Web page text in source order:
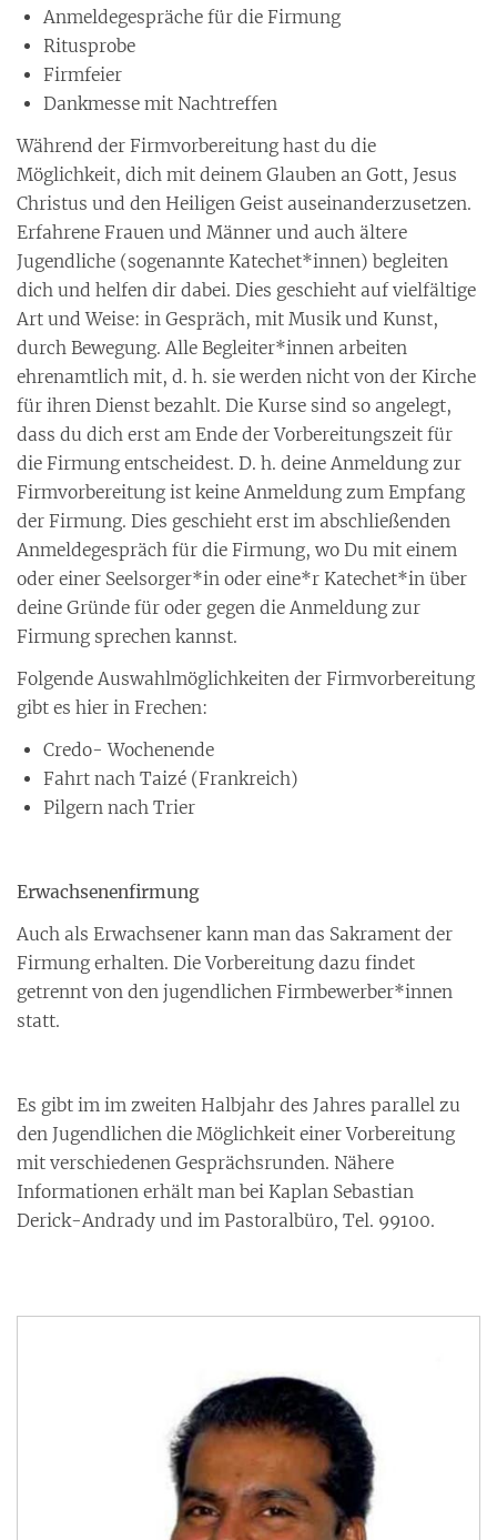
Anmeldegespräche für die Firmung
Ritusprobe
Firmfeier
Dankmesse mit Nachtreffen
Während der Firmvorbereitung hast du die
Möglichkeit, dich mit deinem Glauben an Gott, Jesus
Christus und den Heiligen Geist auseinanderzusetzen.
Erfahrene Frauen und Männer und auch ältere
Jugendliche (sogenannte Katechet*innen) begleiten
dich und helfen dir dabei. Dies geschieht auf vielfältige
Art und Weise: in Gespräch, mit Musik und Kunst,
durch Bewegung. Alle Begleiter*innen arbeiten
ehrenamtlich mit, d. h. sie werden nicht von der Kirche
für ihren Dienst bezahlt. Die Kurse sind so angelegt,
dass du dich erst am Ende der Vorbereitungszeit für
die Firmung entscheidest. D. h. deine Anmeldung zur
Firmvorbereitung ist keine Anmeldung zum Empfang
der Firmung. Dies geschieht erst im abschließenden
Anmeldegespräch für die Firmung, wo Du mit einem
oder einer Seelsorger*in oder eine*r Katechet*in über
deine Gründe für oder gegen die Anmeldung zur
Firmung sprechen kannst.
Folgende Auswahlmöglichkeiten der Firmvorbereitung
gibt es hier in Frechen:
Credo- Wochenende
Fahrt nach Taizé (Frankreich)
Pilgern nach Trier
Erwachsenenfirmung
Auch als Erwachsener kann man das Sakrament der
Firmung erhalten. Die Vorbereitung dazu findet
getrennt von den jugendlichen Firmbewerber*innen
statt.
Es gibt im im zweiten Halbjahr des Jahres parallel zu
den Jugendlichen die Möglichkeit einer Vorbereitung
mit verschiedenen Gesprächsrunden. Nähere
Informationen erhält man bei Kaplan Sebastian
Derick-Andrady und im Pastoralbüro, Tel. 99100.